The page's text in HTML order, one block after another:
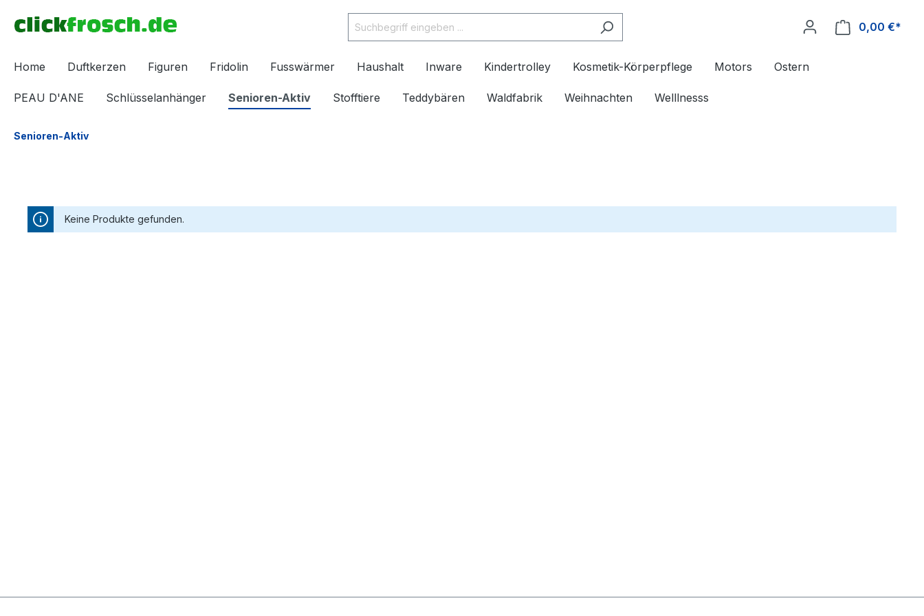
springen
0,00 €*
Home Duftkerzen Figuren Fridolin Fusswärmer Haushalt Inware Kindertrolley Kosmetik-Körperpflege Motors Ostern
PEAU D'ANE Schlüsselanhänger Senioren-Aktiv Stofftiere Teddybären Waldfabrik Weihnachten Welllnesss
Senioren-Aktiv
Keine Produkte gefunden.